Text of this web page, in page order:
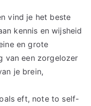
vind je het beste
kennis en wijsheid
en grote
van een zorgelozer
je brein,
eft, note to self-